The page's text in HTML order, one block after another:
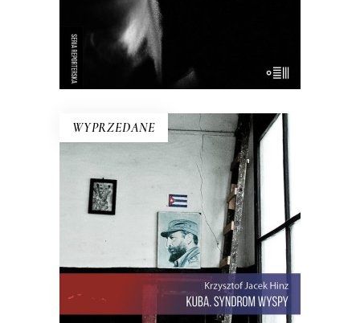
WYPRZEDANE
KUBA. SYNDROM WYSPY
Rewolucja i dysydenci, Kubanki
walczące o podpaski i Kubańczycy,
którzy obrażają rewolucję szortami i
sandałami. Jest tu dawna świetność
Hawany, są prosięta hodowane w